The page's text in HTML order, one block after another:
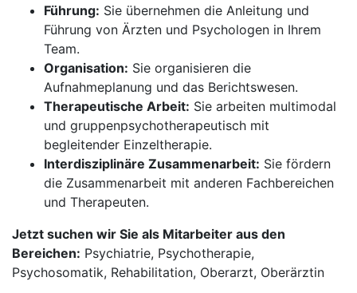
Führung: Sie übernehmen die Anleitung und
Führung von Ärzten und Psychologen in Ihrem
Team.
Organisation: Sie organisieren die
Aufnahmeplanung und das Berichtswesen.
Therapeutische Arbeit: Sie arbeiten multimodal
und gruppenpsychotherapeutisch mit
begleitender Einzeltherapie.
Interdisziplinäre Zusammenarbeit: Sie fördern
die Zusammenarbeit mit anderen Fachbereichen
und Therapeuten.
Jetzt suchen wir Sie als Mitarbeiter aus den
Bereichen: Psychiatrie, Psychotherapie,
Psychosomatik, Rehabilitation, Oberarzt, Oberärztin